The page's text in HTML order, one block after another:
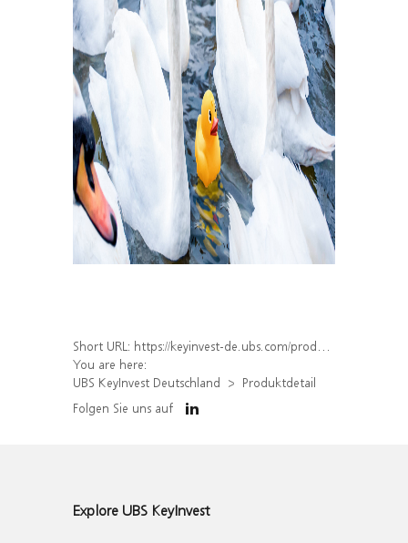
Short URL: https://keyinvest-de.ubs.com/produkt/detail/index/isin/DE000WA6AFD1
You are here:
UBS KeyInvest Deutschland
Produktdetail
Folgen Sie uns auf
Explore UBS KeyInvest